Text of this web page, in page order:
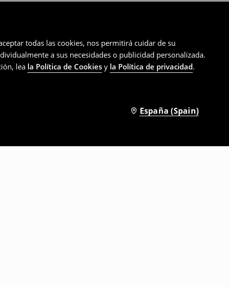
todas las cookies, nos permitirá cuidar de su
a sus necesidades o publicidad personalizada.
lea la Política de Cookies y la Política de privacidad.
España (Spain)